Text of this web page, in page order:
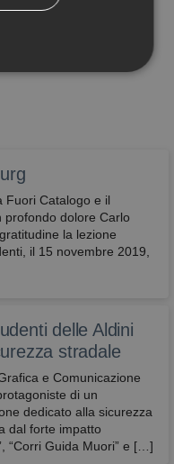
Fuori Catalogo e il
profondo dolore Carlo
la lezione
il 15 novembre 2019,
delle Aldini
stradale
e Comunicazione
di un
dedicato alla sicurezza
dal forte impatto
“Corri Guida Muori” e […]
Profilazione
la
per scopi ulteriori
dal
a tali cookie,
essere compiute
sicure, come
bonifici,